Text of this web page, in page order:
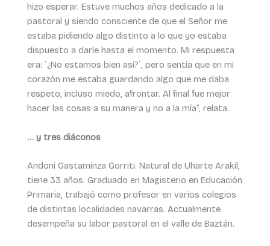
hizo esperar. Estuve muchos años dedicado a la
pastoral y siendo consciente de que el Señor me
estaba pidiendo algo distinto a lo que yo estaba
dispuesto a darle hasta el momento. Mi respuesta
era: ´¿No estamos bien así?´, pero sentía que en mi
corazón me estaba guardando algo que me daba
respeto, incluso miedo, afrontar. Al final fue mejor
hacer las cosas a su manera y no a la mía”, relata.
… y tres diáconos
Andoni Gastaminza Gorriti. Natural de Uharte Arakil,
tiene 33 años. Graduado en Magisterio en Educación
Primaria, trabajó como profesor en varios colegios
de distintas localidades navarras. Actualmente
desempeña su labor pastoral en el valle de Baztán.